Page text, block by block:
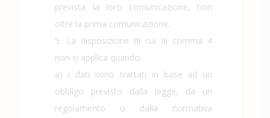
prevista la loro comunicazione, non
oltre la prima comunicazione.
5. La disposizione di cui al comma 4
non si applica quando:
a) i dati sono trattati in base ad un
obbligo previsto dalla legge, da un
regolamento o dalla normativa